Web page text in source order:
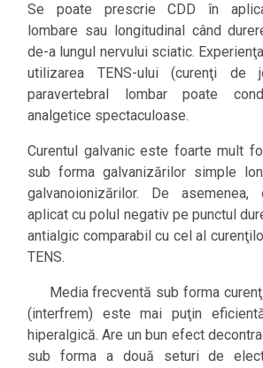
Se poate prescrie CDD în
lombare sau longitudinal când
de-a lungul nervului sciatic.
utilizarea TENS-ului (curenţi de
paravertebral lombar poate
analgetice spectaculoase.
Curentul galvanic este foarte mult
sub forma galvanizărilor simple
galvanoionizărilor. De asemenea,
aplicat cu polul negativ pe punctul
antialgic comparabil cu cel al
TENS.
Media frecventă sub forma
(interfrem) este mai puţin
hiperalgică. Are un bun efect
sub forma a două seturi de